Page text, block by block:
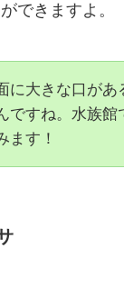
できますよ。
に大きな口があ
ですね。水族館
ます！